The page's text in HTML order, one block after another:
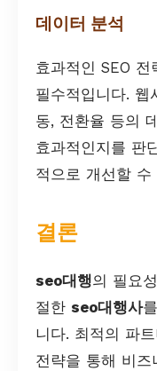
데이터 분석
효과적인 SEO
필수적입니다. 웹
동, 전환율 등의
효과적인지를 판
적으로 개선할
결론
seo대행의 필요
절한 seo대행사
니다. 최적의 파
전략을 통해 비즈